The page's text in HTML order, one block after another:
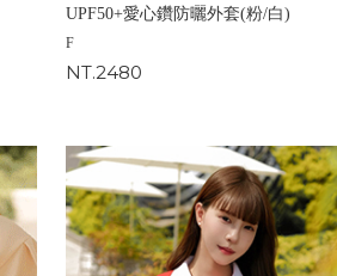
UPF50+愛心鑽防曬外套(粉/白)
F
NT.2480